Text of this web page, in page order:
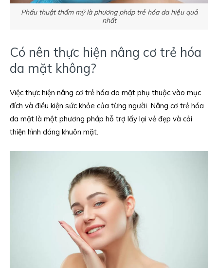
Phẩu thuật thẩm mỹ là phương pháp trẻ hóa da hiệu quả
nhất
Có nên thực hiện nâng cơ trẻ hóa
da mặt không?
Việc thực hiện nâng cơ trẻ hóa da mặt phụ thuộc vào mục
đích và điều kiện sức khỏe của từng người. Nâng cơ trẻ hóa
da mặt là một phương pháp hỗ trợ lấy lại vẻ đẹp và cải
thiện hình dáng khuôn mặt.